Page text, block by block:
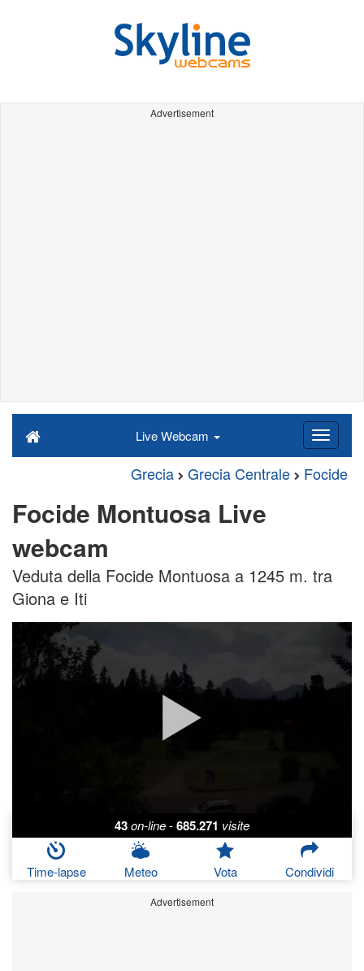
Advertisement
Live Webcam
Grecia Grecia Centrale Focide
Focide Montuosa Live
webcam
Veduta della Focide Montuosa a 1245 m. tra
Giona e Iti
43on-line-685.271 visite
Time-lapse Meteo Vota Condividi
Advertisement